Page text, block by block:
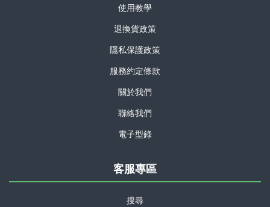
使用教學
退換貨政策
隱私保護政策
服務約定條款
關於我們
聯絡我們
電子型錄
客服專區
搜尋